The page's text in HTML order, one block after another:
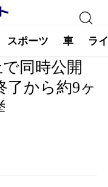
スポーツ 車 ラ
で同時公開
了から約9ヶ